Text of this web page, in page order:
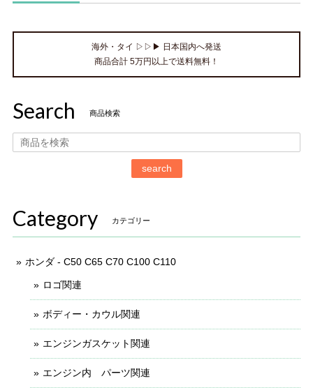
海外・タイ ▷▷▶ 日本国内へ発送
商品合計 5万円以上で送料無料！
Search 商品検索
search
Category カテゴリー
ホンダ - C50 C65 C70 C100 C110
ロゴ関連
ボディー・カウル関連
エンジンガスケット関連
エンジン内 パーツ関連